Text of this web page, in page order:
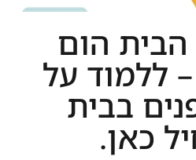
הום
– ללמוד על
בבית
כאן.